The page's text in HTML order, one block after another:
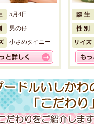
5月4日
男の仔
小さめタイニー